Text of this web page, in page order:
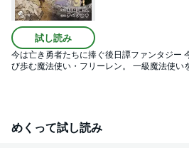
試し読み
今は亡き勇者たちに捧ぐ後日譚ファンタジー 今は亡き勇者たちとの旅路を 再
び歩む魔法使い・フリーレン。 一級魔法使いを伴わないと進めない、過酷な
めくって試し読み